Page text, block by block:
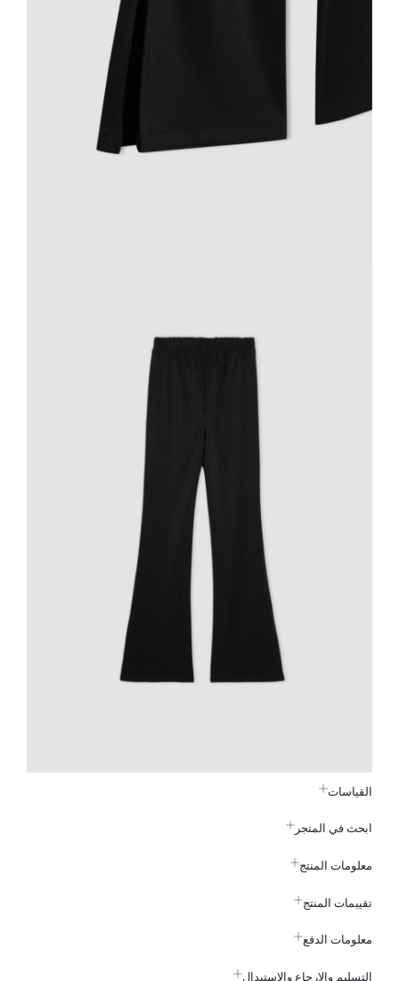
القياسات
ابحث في المتجر
معلومات المنتج
تقييمات المنتج
معلومات الدفع
التسليم والإرجاع والاستبدال